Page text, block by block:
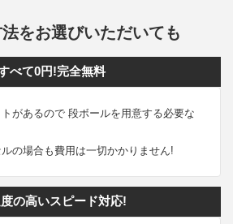
をお選びいただいても
べて0円!完全無料
があるので 段ボールを用意する必要な
の場合も費用は一切かかりません!
の高いスピード対応!